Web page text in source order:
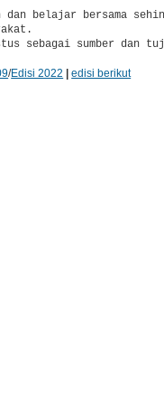
belajar bersama
/Edisi 2022 |edisi berikut